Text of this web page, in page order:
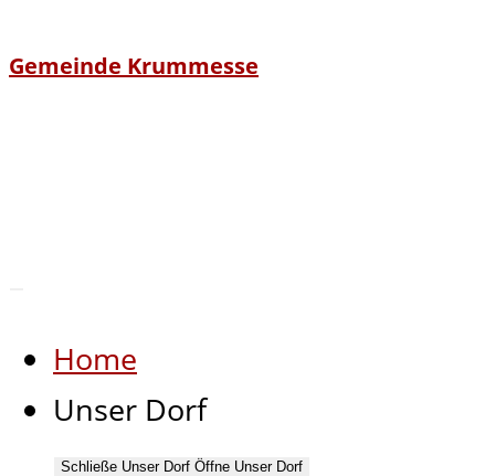
Gemeinde Krummesse
Home
Unser Dorf
Schließe Unser Dorf Öffne Unser Dorf